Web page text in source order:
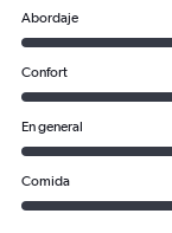
Abordaje
Confort
En general
Comida